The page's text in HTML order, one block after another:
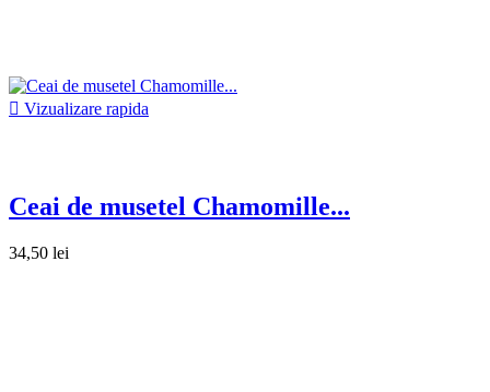
 Vizualizare rapida
Ceai de musetel Chamomille...
34,50 lei